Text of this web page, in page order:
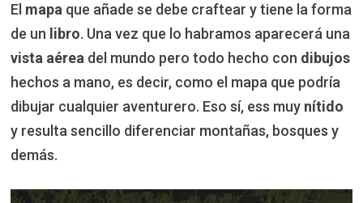
El mapaque añade se debe craftear y tiene la forma
de un libro. Una vez que lo habramos aparecerá una
vista aéreadel mundo pero todo hecho con dibujos
hechos a mano, es decir, como el mapa que podría
dibujar cualquier aventurero. Eso sí, ess muy nítido
y resulta sencillo diferenciar montañas, bosques y
demás.